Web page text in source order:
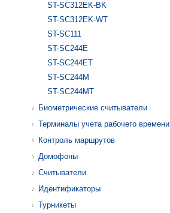
ST-SC312EK-BK
ST-SC312EK-WT
ST-SC111
ST-SC244E
ST-SC244ET
ST-SC244M
ST-SC244MT
Биометрические считыватели
Терминалы учета рабочего времени
Контроль маршрутов
Домофоны
Считыватели
Идентификаторы
Турникеты